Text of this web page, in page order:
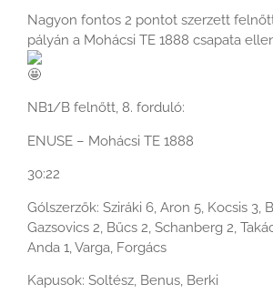
Nagyon fontos 2 pontot szerzett
pályán a Mohácsi TE 1888 csapata
NB1/B felnőtt, 8. forduló:
ENUSE – Mohácsi TE 1888
30:22
Gólszerzők: Sziráki 6, Aron 5, Kocsis 3,
Gazsovics 2, Bűcs 2, Schanberg 2,
Anda 1, Varga, Forgács
Kapusok: Soltész, Benus, Berki